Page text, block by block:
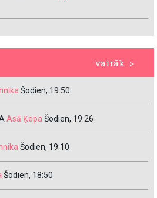
vairāk >
Šodien, 19:50
Asā Ķepa Šodien, 19:26
Šodien, 19:10
Šodien, 18:50